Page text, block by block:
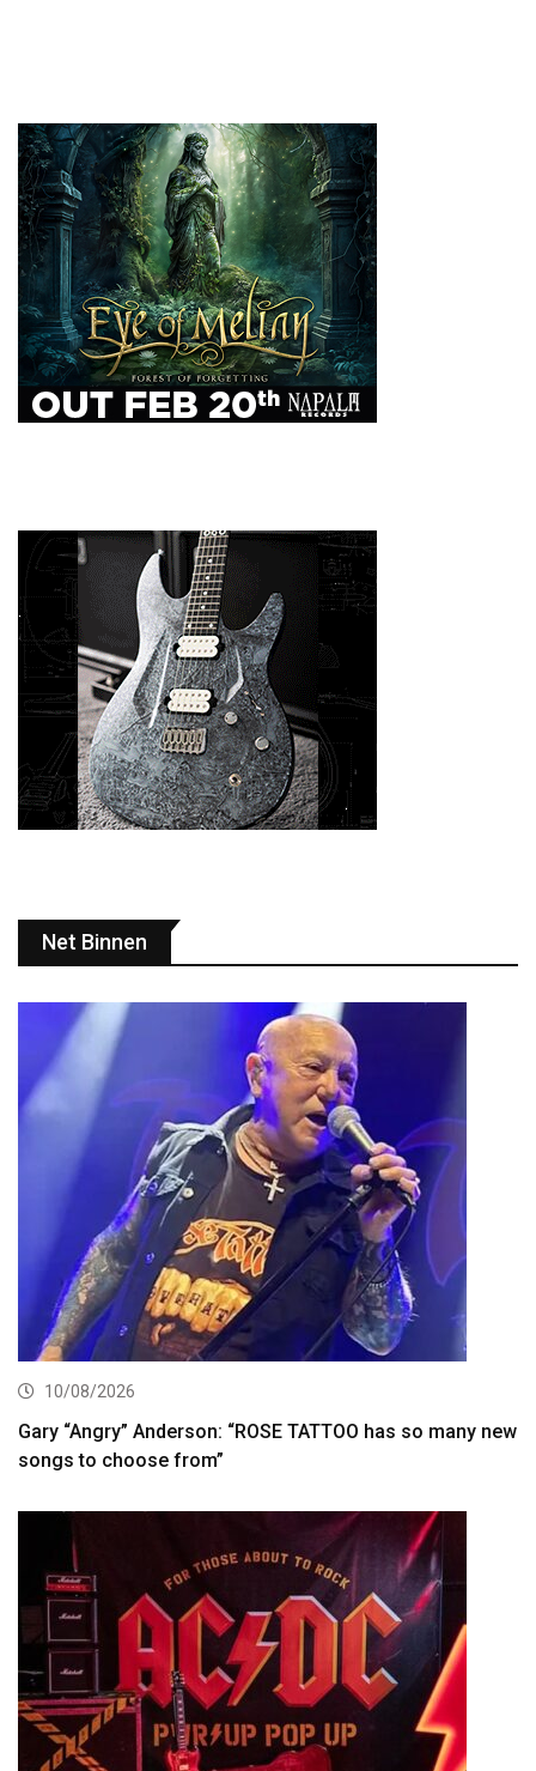
Net Binnen
10/08/2026
Gary “Angry” Anderson: “ROSE TATTOO has so many new
songs to choose from”